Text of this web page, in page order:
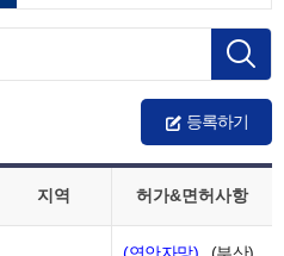
등록하기
지역 허가&면허사항